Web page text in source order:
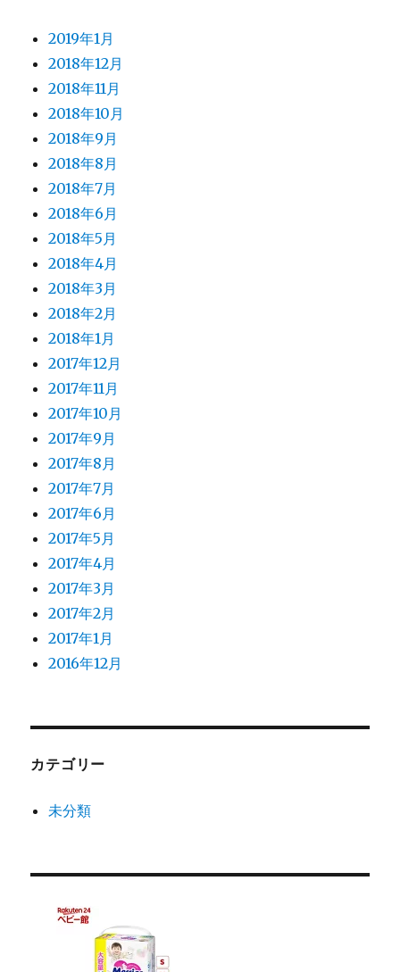
2019年1月
2018年12月
2018年11月
2018年10月
2018年9月
2018年8月
2018年7月
2018年6月
2018年5月
2018年4月
2018年3月
2018年2月
2018年1月
2017年12月
2017年11月
2017年10月
2017年9月
2017年8月
2017年7月
2017年6月
2017年5月
2017年4月
2017年3月
2017年2月
2017年1月
2016年12月
カテゴリー
未分類